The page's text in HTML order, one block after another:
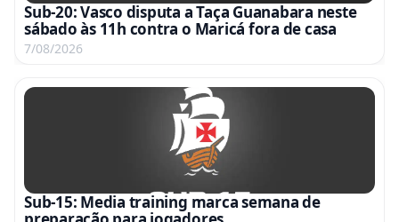
Sub-20: Vasco disputa a Taça Guanabara neste
sábado às 11h contra o Maricá fora de casa
7/08/2026
Sub-15: Media training marca semana de